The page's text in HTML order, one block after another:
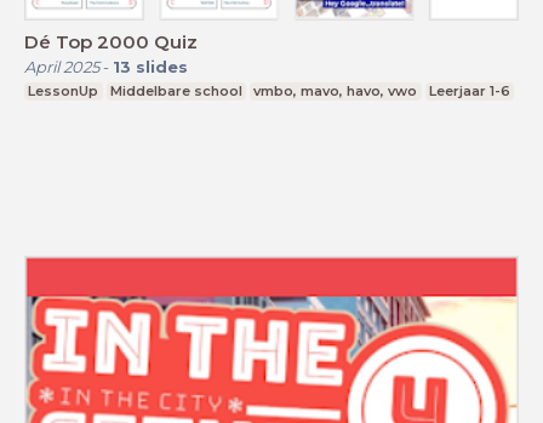
Dé Top 2000 Quiz
April 2025- 13 slides
LessonUp Middelbare school vmbo, mavo, havo, vwo Leerjaar 1-6